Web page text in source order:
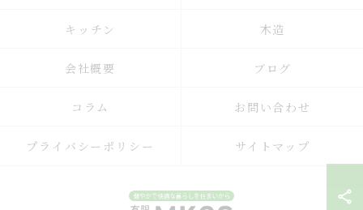
キッチン 木造
会社概要 ブログ
コラム お問い合わせ
プライバシーポリシー サイトマップ